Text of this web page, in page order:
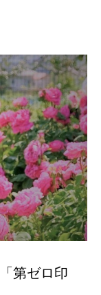
「第ゼロ印